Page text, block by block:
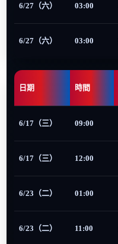
6/27（六） 03:00
6/27（六） 03:00
日期 時間
6/17（三） 09:00
6/17（三） 12:00
6/23（二） 01:00
6/23（二） 11:00